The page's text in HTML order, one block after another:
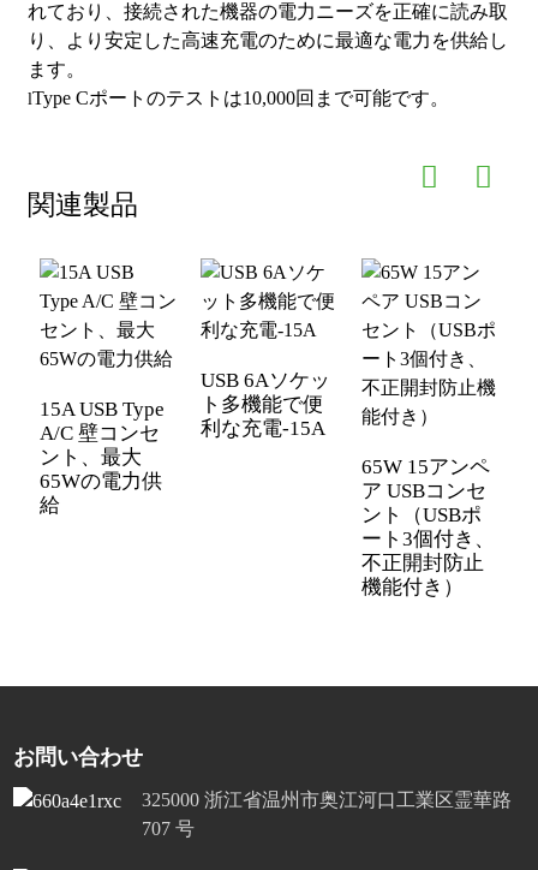
れており、接続された機器の電力ニーズを正確に読み取
り、より安定した高速充電のために最適な電力を供給し
ます。
lType Cポートのテストは10,000回まで可能です。
関連製品
15A USB Type
A/C 壁コンセ
ント、最大
65Wの電力供
給
USB 6Aソケッ
ト多機能で便
利な充電-15A
65W 15アンペ
ア USBコンセ
ント（USBポ
ート3個付き、
不正開封防止
機能付き）
お問い合わせ
325000 浙江省温州市奥江河口工業区霊華​​路
707 号